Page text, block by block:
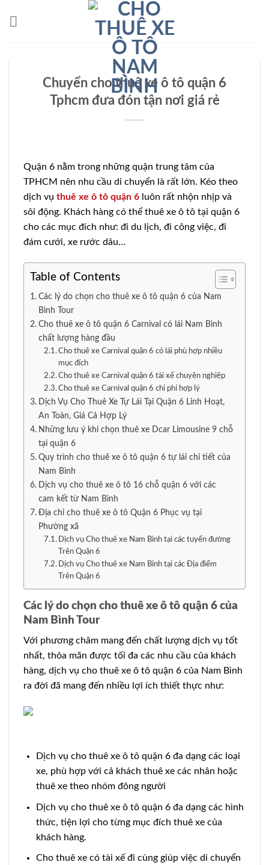
Chuyển cho thuê xe ô tô quận 6
Tphcm đưa đón tận nơi giá rẻ
Quận 6 nằm trong những quận trung tâm của
TPHCM nên nhu cầu di chuyển là rất lớn. Kéo theo
dịch vụ thuê xe ô tô quận 6 luôn rất nhộn nhịp và
sôi động. Khách hàng có thể thuê xe ô tô tại quận 6
cho các mục đích như: đi du lịch, đi công việc, đi
đám cưới, xe rước dâu…
Table of Contents
Các lý do chọn cho thuê xe ô tô quận 6 của Nam
Bình Tour
Cho thuê xe ô tô quận 6 Carnival có lái Nam Bình
chất lượng hàng đầu
Cho thuê xe Carnival quận 6 có lái phù hợp nhiều
mục đích
Cho thuê xe Carnival quận 6 tài xế chuyên nghiệp
Cho thuê xe Carnival quận 6 chi phí hợp lý
Dịch Vụ Cho Thuê Xe Tự Lái Tại Quận 6 Linh Hoạt,
An Toàn, Giá Cả Hợp Lý
Những lưu ý khi chọn thuê xe Dcar Limousine 9 chỗ
tại quận 6
Quy trình cho thuê xe ô tô quận 6 tự lái chi tiết của
Nam Bình
Dịch vụ cho thuê xe ô tô 16 chỗ quận 6 với các
cam kết từ Nam Bình
Địa chỉ cho thuê xe ô tô Quận 6 Phục vụ tại
Phường xã
Dịch vụ Cho thuê xe Nam Bình tại các tuyến đường
Trên Quận 6
Dịch vụ Cho thuê xe Nam Bình tại các Địa điểm
Trên Quận 6
Các lý do chọn cho thuê xe ô tô quận 6 của
Nam Bình Tour
Với phương châm mang đến chất lượng dịch vụ tốt
nhất, thỏa mãn được tối đa các nhu cầu của khách
hàng, dịch vụ cho thuê xe ô tô quận 6 của Nam Bình
ra đời đã mang đến nhiều lợi ích thiết thực như:
Dịch vụ cho thuê xe ô tô quận 6 đa dạng các loại
xe, phù hợp với cả khách thuê xe các nhân hoặc
thuê xe theo nhóm đông người
Dịch vụ cho thuê xe ô tô quận 6 đa dạng các hình
thức, tiện lợi cho từng mục đích thuê xe của
khách hàng.
Cho thuê xe có tài xế đi cùng giúp việc di chuyển